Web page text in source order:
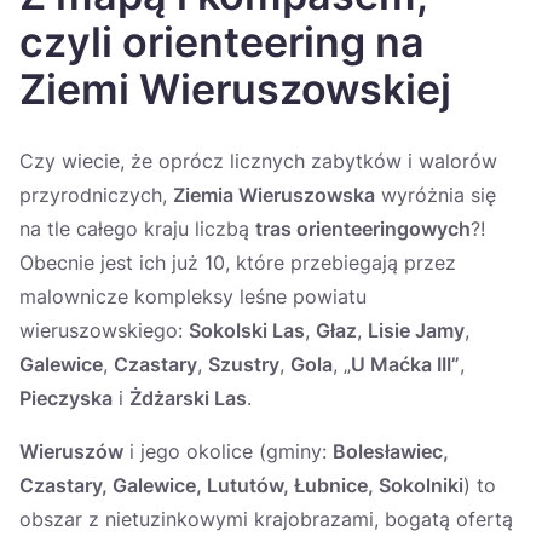
Україна
Zamknij
czyli orienteering na
Ziemi Wieruszowskiej
Czy wiecie, że oprócz licznych zabytków i walorów
przyrodniczych, Ziemia Wieruszowska wyróżnia się
na tle całego kraju liczbą tras orienteeringowych?!
Obecnie jest ich już 10, które przebiegają przez
malownicze kompleksy leśne powiatu
wieruszowskiego: Sokolski Las, Głaz, Lisie Jamy,
Galewice, Czastary, Szustry, Gola, „U Maćka III”,
Pieczyska i Żdżarski Las.
Wieruszów i jego okolice (gminy: Bolesławiec,
Czastary, Galewice, Lututów, Łubnice, Sokolniki) to
obszar z nietuzinkowymi krajobrazami, bogatą ofertą